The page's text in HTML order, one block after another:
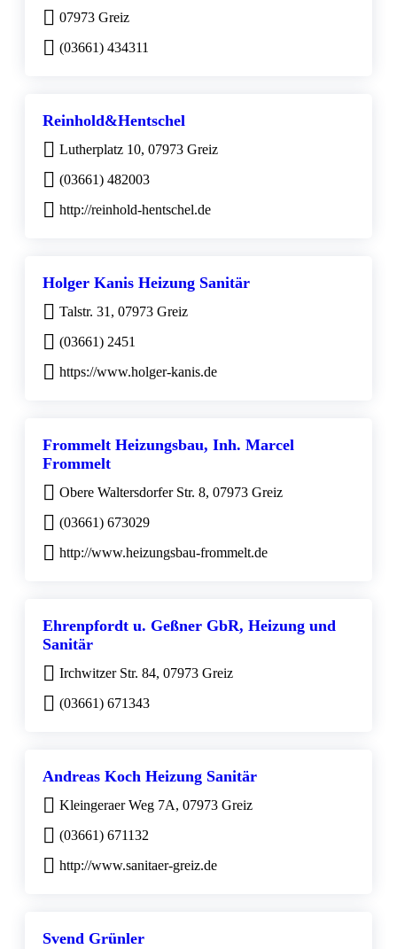
07973 Greiz
(03661) 434311
Reinhold&Hentschel
Lutherplatz 10, 07973 Greiz
(03661) 482003
http://reinhold-hentschel.de
Holger Kanis Heizung Sanitär
Talstr. 31, 07973 Greiz
(03661) 2451
https://www.holger-kanis.de
Frommelt Heizungsbau, Inh. Marcel
Frommelt
Obere Waltersdorfer Str. 8, 07973 Greiz
(03661) 673029
http://www.heizungsbau-frommelt.de
Ehrenpfordt u. Geßner GbR, Heizung und
Sanitär
Irchwitzer Str. 84, 07973 Greiz
(03661) 671343
Andreas Koch Heizung Sanitär
Kleingeraer Weg 7A, 07973 Greiz
(03661) 671132
http://www.sanitaer-greiz.de
Svend Grünler